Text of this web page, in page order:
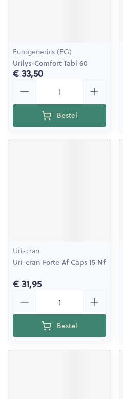
Eurogenerics (EG)
Urilys-Comfort Tabl 60
€ 33,50
Bestel
Uri-cran
Uri-cran Forte Af Caps 15 Nf
€ 31,95
Bestel